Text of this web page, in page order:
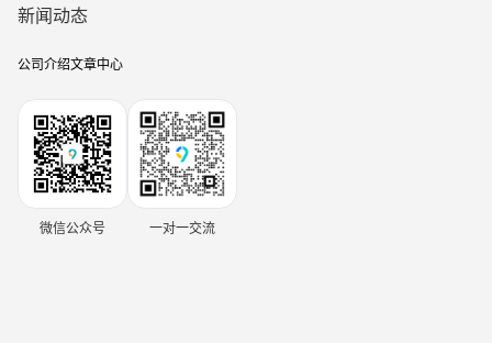
新闻动态
公司介绍文章中心
微信公众号 一对一交流